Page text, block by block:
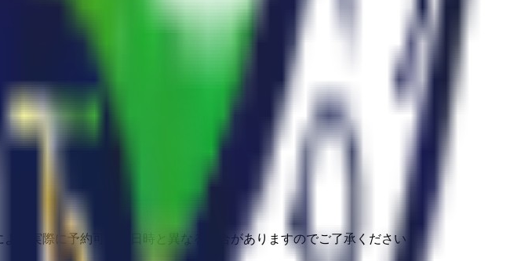
済となります。
り実際に予約可能な日時と異なる場合がありますのでご了承ください